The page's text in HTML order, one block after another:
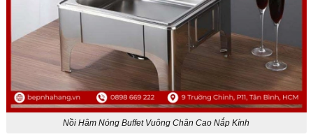
Nồi Hâm Nóng Buffet Vuông Chân Cao Nắp Kính